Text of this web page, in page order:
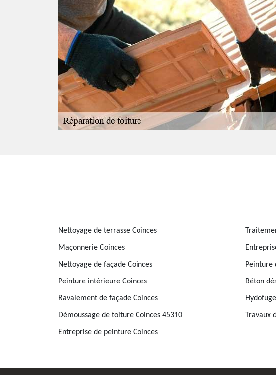
Nettoyage de terrasse Coinces
Maçonnerie Coinces
Nettoyage de façade Coinces
Peinture intérieure Coinces
Ravalement de façade Coinces
Démoussage de toiture Coinces 45310
Entreprise de peinture Coinces
Peinture
Béton
Travaux